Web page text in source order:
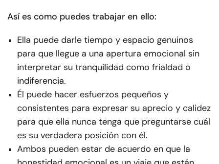
Así es como puedes trabajar en ello:
Ella puede darle tiempo y espacio genuinos
para que llegue a una apertura emocional sin
interpretar su tranquilidad como frialdad o
indiferencia.
Él puede hacer esfuerzos pequeños y
consistentes para expresar su aprecio y calidez
para que ella nunca tenga que preguntarse cuál
es su verdadera posición con él.
Ambos pueden estar de acuerdo en que la